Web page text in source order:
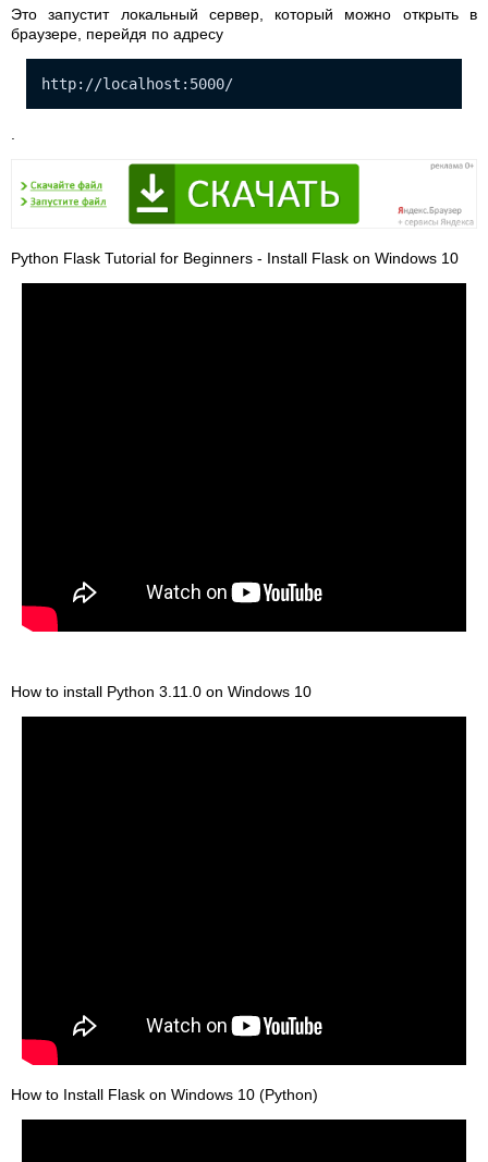
Это запустит локальный сервер, который можно открыть в
браузере, перейдя по адресу
http://localhost:5000/
Python Flask Tutorial for Beginners - Install Flask on Windows 10
How to install Python 3.11.0 on Windows 10
How to Install Flask on Windows 10 (Python)